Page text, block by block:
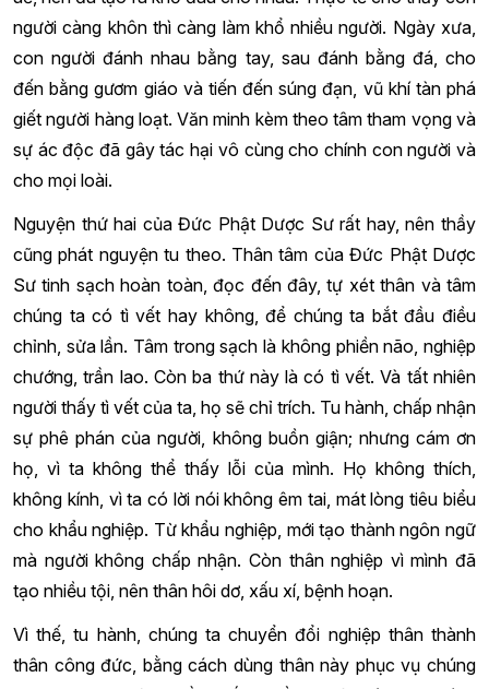
người càng khôn thì càng làm khổ nhiều người. Ngày xưa,
con người đánh nhau bằng tay, sau đánh bằng đá, cho
đến bằng gươm giáo và tiến đến súng đạn, vũ khí tàn phá
giết người hàng loạt. Văn minh kèm theo tâm tham vọng và
sự ác độc đã gây tác hại vô cùng cho chính con người và
cho mọi loài.
Nguyện thứ hai của Đức Phật Dược Sư rất hay, nên thầy
cũng phát nguyện tu theo. Thân tâm của Đức Phật Dược
Sư tinh sạch hoàn toàn, đọc đến đây, tự xét thân và tâm
chúng ta có tì vết hay không, để chúng ta bắt đầu điều
chỉnh, sửa lần. Tâm trong sạch là không phiền não, nghiệp
chướng, trần lao. Còn ba thứ này là có tì vết. Và tất nhiên
người thấy tì vết của ta, họ sẽ chỉ trích. Tu hành, chấp nhận
sự phê phán của người, không buồn giận; nhưng cám ơn
họ, vì ta không thể thấy lỗi của mình. Họ không thích,
không kính, vì ta có lời nói không êm tai, mát lòng tiêu biểu
cho khẩu nghiệp. Từ khẩu nghiệp, mới tạo thành ngôn ngữ
mà người không chấp nhận. Còn thân nghiệp vì mình đã
tạo nhiều tội, nên thân hôi dơ, xấu xí, bệnh hoạn.
Vì thế, tu hành, chúng ta chuyển đổi nghiệp thân thành
thân công đức, bằng cách dùng thân này phục vụ chúng